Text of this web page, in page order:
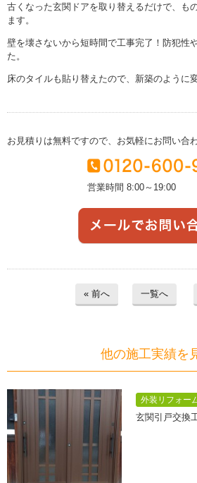
古くなった玄関ドアを取り替えるだけで、も
ます。
壁を壊さないから短時間で工事完了！防犯性
た。
床のタイルも貼り替えたので、新築のように
お見積りは無料ですので、お気軽にお問い合
営業時間 8:00～19:00
« 前へ 一覧へ
他の施工実績を
外装リフォー
玄関引戸交換